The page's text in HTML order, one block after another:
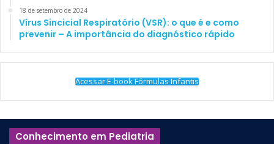
18 de setembro de 2024
Vírus Sincicial Respiratório (VSR): o que é e como
prevenir – A importância do diagnóstico rápido
Acessar E-book Fórmulas Infantis
Conhecimento em Pediatria